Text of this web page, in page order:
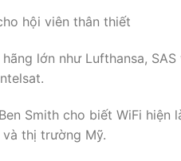
hội viên thân thiết
hãng lớn như Lufthansa,
Smith cho biết WiFi
thị trường Mỹ.